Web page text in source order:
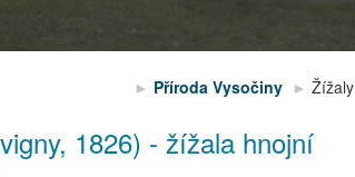
Příroda Vysočiny Žížaly
1826) - žížala hnojní